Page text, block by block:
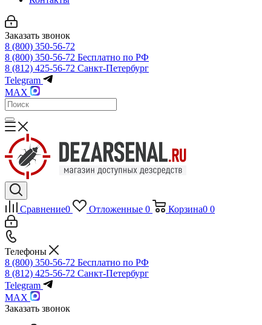
Заказать звонок
8 (800) 350-56-72
8 (800) 350-56-72 Бесплатно по РФ
8 (812) 425-56-72 Санкт-Петербург
Telegram
MAX
Сравнение0 Отложенные 0 Корзина0 0
Телефоны
8 (800) 350-56-72 Бесплатно по РФ
8 (812) 425-56-72 Санкт-Петербург
Telegram
MAX
Заказать звонок